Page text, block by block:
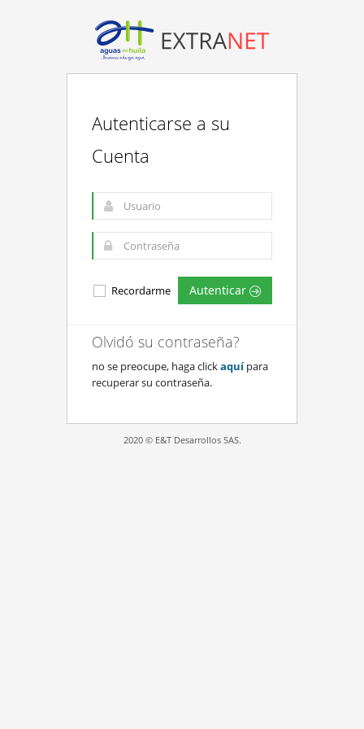
Autenticarse a su
Cuenta
Recordarme Autenticar
Olvidó su contraseña?
no se preocupe, haga clickaquípara
recuperar su contraseña.
2020 © E&T Desarrollos SAS.